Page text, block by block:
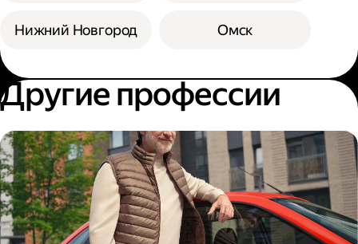
Нижний Новгород Омск
Другие профессии